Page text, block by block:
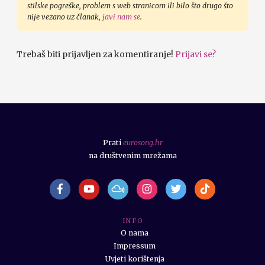
stilske pogreške, problem s web stranicom ili bilo što drugo što
nije vezano uz članak, javi nam se.
Trebaš biti prijavljen za komentiranje! Prijavi se?
I N F O
O nama
Impressum
Uvjeti korištenja
Prati eurosong.hr
na društvenim mrežama